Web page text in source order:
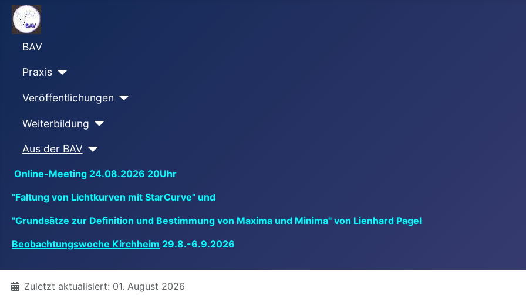
BAV
Praxis
Veröffentlichungen
Weiterbildung
Aus der BAV
Online-Meeting 24.08.2026 20Uhr
"Faltung von Lichtkurven mit StarCurve" und
"Grundsätze zur Definition und Bestimmung von Maxima und Minima" von Lienhard Pagel
Beobachtungswoche Kirchheim 29.8.-6.9.2026
DetailsZuletzt aktualisiert: 01. August 2026